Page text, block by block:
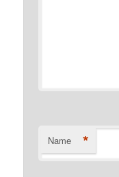
Name *